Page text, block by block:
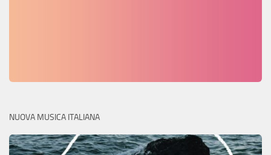
NUOVA MUSICA ITALIANA